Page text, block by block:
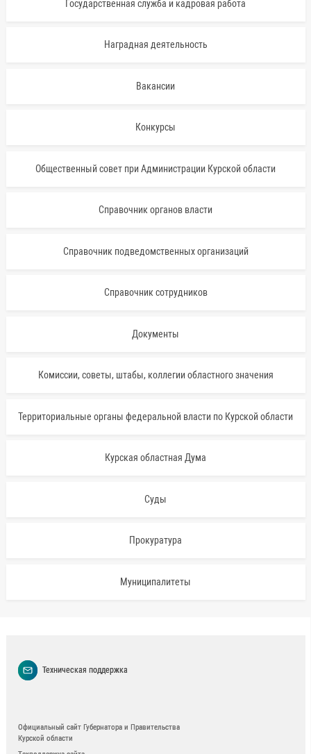
Государственная служба и кадровая работа
Наградная деятельность
Вакансии
Конкурсы
Общественный совет при Администрации Курской области
Справочник органов власти
Справочник подведомственных организаций
Справочник сотрудников
Документы
Комиссии, советы, штабы, коллегии областного значения
Территориальные органы федеральной власти по Курской области
Курская областная Дума
Суды
Прокуратура
Муниципалитеты
Техническая поддержка
Официальный сайт Губернатора и Правительства
Курской области